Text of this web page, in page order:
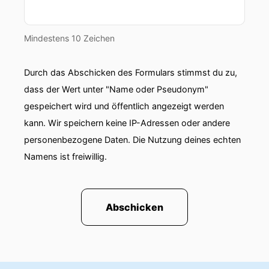
00:00:57: Ja, ich bin ja auch selbst kritisch wie
00:01:02: Wie geht's dir?
00:01:04: Danke der Nachfrage!
00:01:05: Wir haben viele technische ungelöste
Fragen.
wollte wissen, wie es dir geht.
00:01:17: Was hat sich so geändert?
Google besten YouTube-Kanal für unabhängigen
Mindestens 10 Zeichen
Durch das Abschicken des Formulars stimmst du zu,
dass der Wert unter "Name oder Pseudonym"
gespeichert wird und öffentlich angezeigt werden
kann. Wir speichern keine IP-Adressen oder andere
personenbezogene Daten. Die Nutzung deines echten
Namens ist freiwillig.
Abschicken